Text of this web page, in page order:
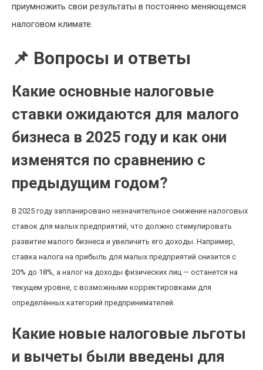
приумножить свои результаты в постоянно меняющемся
налоговом климате.
📌 Вопросы и ответы
Какие основные налоговые
ставки ожидаются для малого
бизнеса в 2025 году и как они
изменятся по сравнению с
предыдущим годом?
В 2025 году запланировано незначительное снижение налоговых
ставок для малых предприятий, что должно стимулировать
развитие малого бизнеса и увеличить его доходы. Например,
ставка налога на прибыль для малых предприятий снизится с
20% до 18%, а налог на доходы физических лиц — останется на
текущем уровне, с возможными корректировками для
определённых категорий предпринимателей.
Какие новые налоговые льготы
и вычеты были введены для